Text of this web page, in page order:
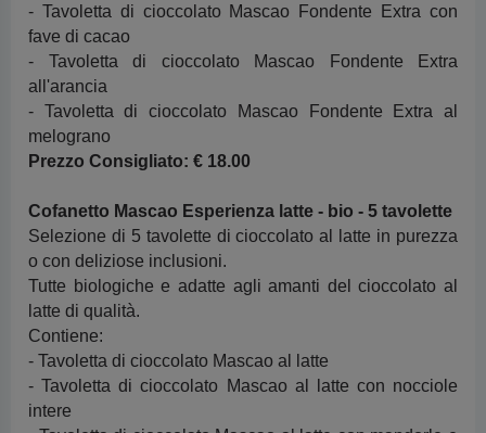
- Tavoletta di cioccolato Mascao Fondente Extra con
fave di cacao
- Tavoletta di cioccolato Mascao Fondente Extra
all'arancia
- Tavoletta di cioccolato Mascao Fondente Extra al
melograno
Prezzo Consigliato: € 18.00
Cofanetto Mascao Esperienza latte - bio - 5 tavolette
Selezione di 5 tavolette di cioccolato al latte in purezza
o con deliziose inclusioni.
Tutte biologiche e adatte agli amanti del cioccolato al
latte di qualità.
Contiene:
- Tavoletta di cioccolato Mascao al latte
- Tavoletta di cioccolato Mascao al latte con nocciole
intere